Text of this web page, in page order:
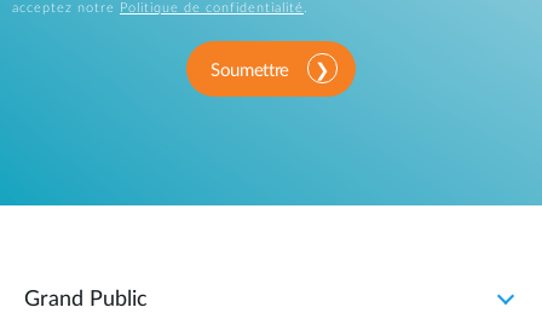
acceptez notre
Politique de confidentialité.
Soumettre
Grand Public